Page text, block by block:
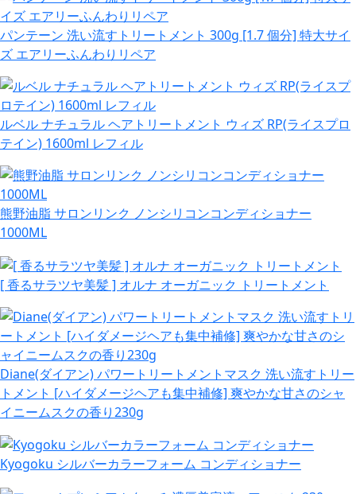
パンテーン 洗い流すトリートメント 300g [1.7 個分] 特大サイ
ズ エアリーふんわりリペア
ルベル ナチュラル ヘアトリートメント ウィズ RP(ライスプロ
テイン) 1600ml レフィル
熊野油脂 サロンリンク ノンシリコンコンディショナー
1000ML
[ 香るサラツヤ美髪 ] オルナ オーガニック トリートメント
Diane(ダイアン) パワートリートメントマスク 洗い流すトリー
トメント [ハイダメージヘアも集中補修] 爽やかな甘さのシャ
イニームスクの香り230g
Kyogoku シルバーカラーフォーム コンディショナー